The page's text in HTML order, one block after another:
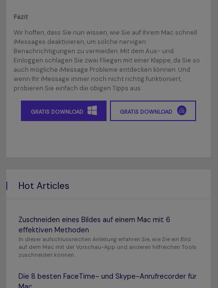
Fazit
Wir hoffen, dass Sie nun wissen, wie Sie auf Ihrem Mac schnell
iMessages deaktivieren, um solche nervigen
Benachrichtigungen zu vermeiden. Mit dem Aus- und
Einloggen schlagen Sie zwei Fliegen mit einer Klappe, da Sie so
auch mögliche iMessage Probleme entdecken können. Und
wenn Ihr iMessage immer noch nicht richtig funktioniert,
probieren Sie einfach die obigen Tipps aus.
GRATIS DOWNLOAD GRATIS DOWNLOAD
Hot Articles
Zuschneiden eines Bildes auf einem Mac mit 6
effektiven Methoden
In dieser aufschlussreichen Anleitung erfahren Sie, wie Sie ein Bild
auf dem Mac mit der Vorschau-App und anderen hilfreichen Tools
zuschneiden können.
Die 8 besten FaceTime- und Skype-Anrufrecorder für